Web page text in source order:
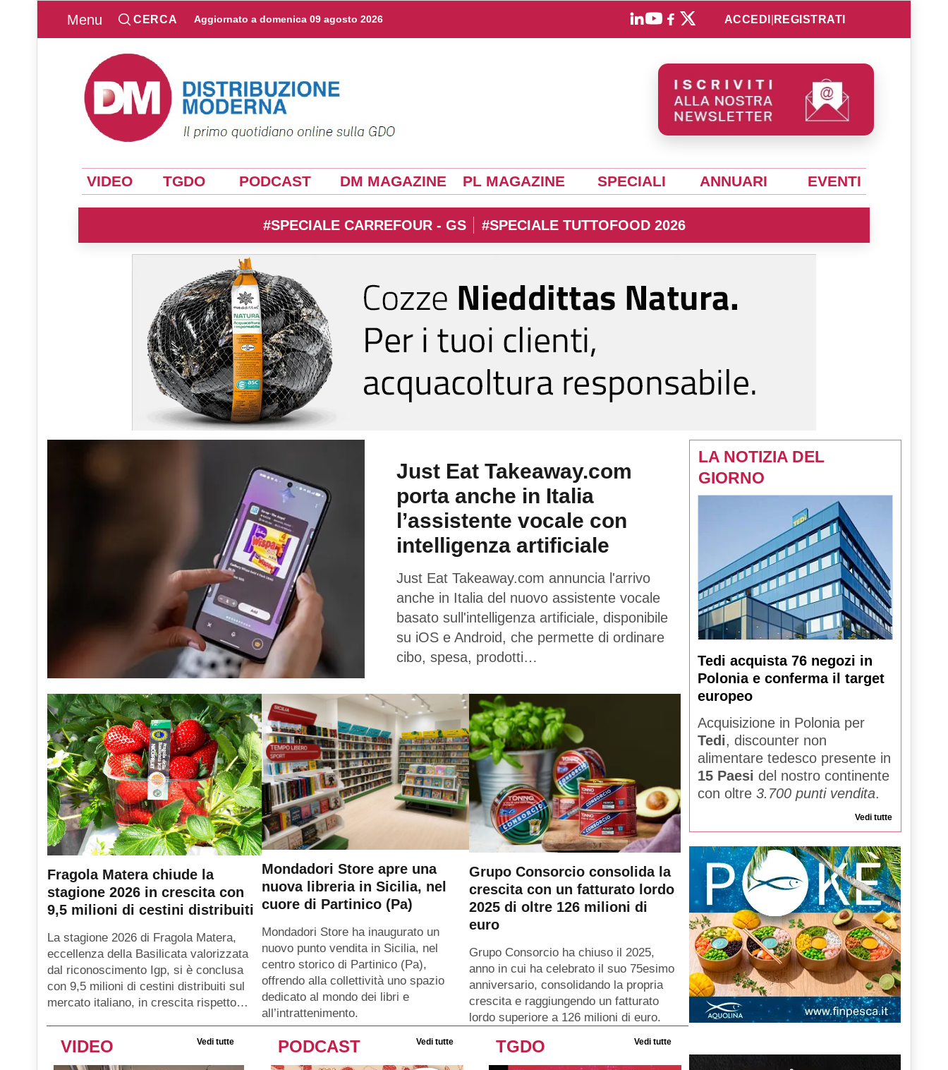
Menu CERCA Aggiornato a domenica 09 agosto 2026 ACCEDI REGISTRATI
VIDEO TGDO PODCAST DM MAGAZINE PL MAGAZINE SPECIALI ANNUARI EVENTI
#SPECIALE CARREFOUR - GS #SPECIALE TUTTOFOOD 2026
Just Eat Takeaway.com
porta anche in Italia
l’assistente vocale con
intelligenza artificiale
Just Eat Takeaway.com annuncia l'arrivo
anche in Italia del nuovo assistente vocale
basato sull'intelligenza artificiale, disponibile
su iOS e Android, che permette di ordinare
cibo, spesa, prodotti…
Fragola Matera chiude la
stagione 2026 in crescita con
9,5 milioni di cestini distribuiti
La stagione 2026 di Fragola Matera,
eccellenza della Basilicata valorizzata
dal riconoscimento Igp, si è conclusa
con 9,5 milioni di cestini distribuiti sul
mercato italiano, in crescita rispetto…
Mondadori Store apre una
nuova libreria in Sicilia, nel
cuore di Partinico (Pa)
Mondadori Store ha inaugurato un
nuovo punto vendita in Sicilia, nel
centro storico di Partinico (Pa),
offrendo alla collettività uno spazio
dedicato al mondo dei libri e
all’intrattenimento.
Grupo Consorcio consolida la
crescita con un fatturato lordo
2025 di oltre 126 milioni di
euro
Grupo Consorcio ha chiuso il 2025,
anno in cui ha celebrato il suo 75esimo
anniversario, consolidando la propria
crescita e raggiungendo un fatturato
lordo superiore a 126 milioni di euro.
LA NOTIZIA DEL
GIORNO
Tedi acquista 76 negozi in
Polonia e conferma il target
europeo
Acquisizione in Polonia per
Tedi, discounter non
alimentare tedesco presente in
15 Paesi del nostro continente
con oltre 3.700 punti vendita.
Vedi tutte
VIDEO Vedi tutte PODCAST Vedi tutte TGDO Vedi tutte